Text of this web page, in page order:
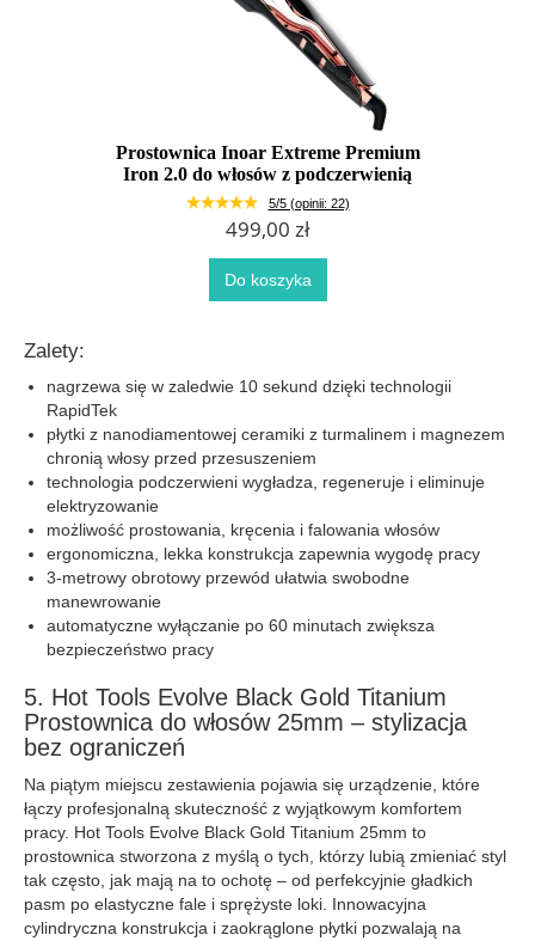
Prostownica Inoar Extreme Premium
Iron 2.0 do włosów z podczerwienią
5/5 (opinii: 22)
499,00 zł
Do koszyka
Zalety:
nagrzewa się w zaledwie 10 sekund dzięki technologii
RapidTek
płytki z nanodiamentowej ceramiki z turmalinem i magnezem
chronią włosy przed przesuszeniem
technologia podczerwieni wygładza, regeneruje i eliminuje
elektryzowanie
możliwość prostowania, kręcenia i falowania włosów
ergonomiczna, lekka konstrukcja zapewnia wygodę pracy
3‑metrowy obrotowy przewód ułatwia swobodne
manewrowanie
automatyczne wyłączanie po 60 minutach zwiększa
bezpieczeństwo pracy
5. Hot Tools Evolve Black Gold Titanium
Prostownica do włosów 25mm – stylizacja
bez ograniczeń
Na piątym miejscu zestawienia pojawia się urządzenie, które
łączy profesjonalną skuteczność z wyjątkowym komfortem
pracy. Hot Tools Evolve Black Gold Titanium 25mm to
prostownica stworzona z myślą o tych, którzy lubią zmieniać styl
tak często, jak mają na to ochotę – od perfekcyjnie gładkich
pasm po elastyczne fale i sprężyste loki. Innowacyjna
cylindryczna konstrukcja i zaokrąglone płytki pozwalają na